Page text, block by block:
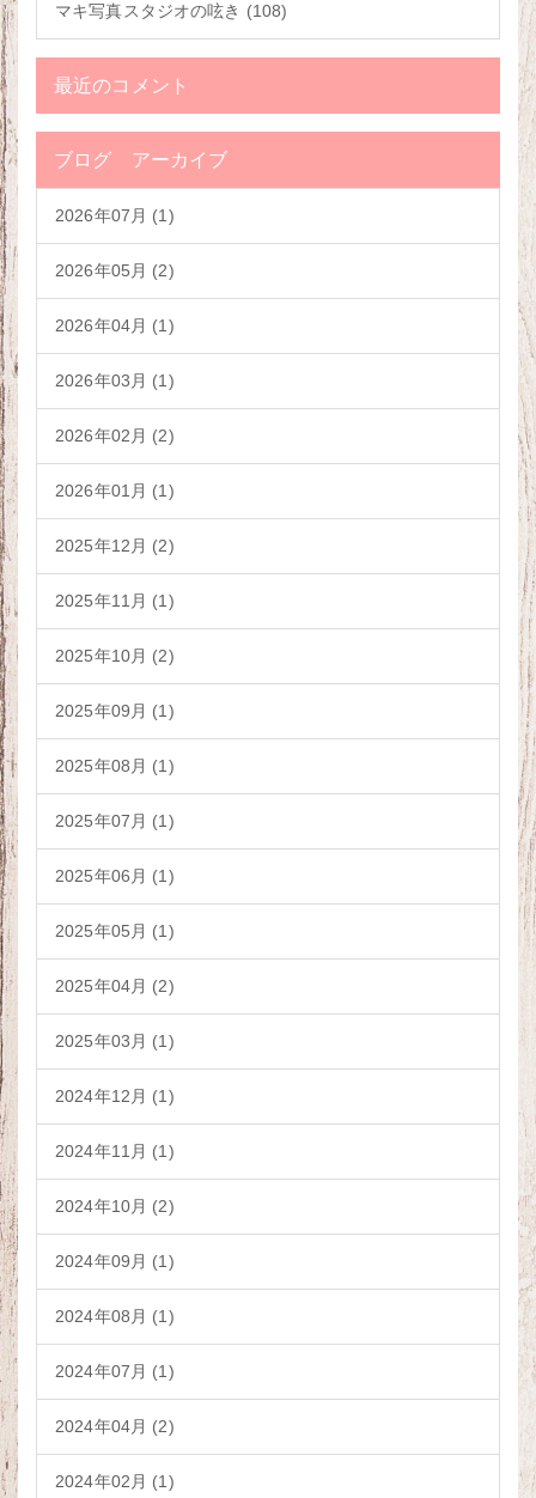
マキ写真スタジオの呟き (108)
最近のコメント
ブログ アーカイブ
2026年07月 (1)
2026年05月 (2)
2026年04月 (1)
2026年03月 (1)
2026年02月 (2)
2026年01月 (1)
2025年12月 (2)
2025年11月 (1)
2025年10月 (2)
2025年09月 (1)
2025年08月 (1)
2025年07月 (1)
2025年06月 (1)
2025年05月 (1)
2025年04月 (2)
2025年03月 (1)
2024年12月 (1)
2024年11月 (1)
2024年10月 (2)
2024年09月 (1)
2024年08月 (1)
2024年07月 (1)
2024年04月 (2)
2024年02月 (1)